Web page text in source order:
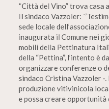
“Città del Vino” trova casa
Il sindaco Vazzoler:
sede locale
inaugurata il Comune nei
mobili della Pettinatura
della “Pettina”, l’intento è
organizzare conferenze o
sindaco Cristina Vazzoler -
produzione vitivinicola
e possa creare